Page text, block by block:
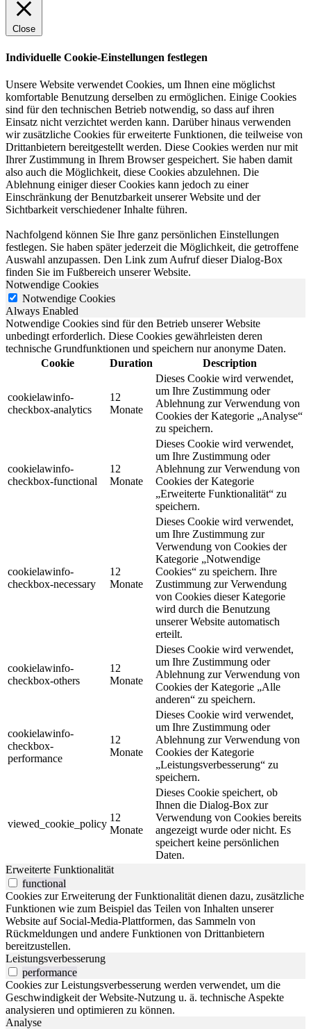
Close
Individuelle Cookie-Einstellungen festlegen
Unsere Website verwendet Cookies, um Ihnen eine möglichst
komfortable Benutzung derselben zu ermöglichen. Einige Cookies
sind für den technischen Betrieb notwendig, so dass auf ihren
Einsatz nicht verzichtet werden kann. Darüber hinaus verwenden
wir zusätzliche Cookies für erweiterte Funktionen, die teilweise von
Drittanbietern bereitgestellt werden. Diese Cookies werden nur mit
Ihrer Zustimmung in Ihrem Browser gespeichert. Sie haben damit
also auch die Möglichkeit, diese Cookies abzulehnen. Die
Ablehnung einiger dieser Cookies kann jedoch zu einer
Einschränkung der Benutzbarkeit unserer Website und der
Sichtbarkeit verschiedener Inhalte führen.
Nachfolgend können Sie Ihre ganz persönlichen Einstellungen
festlegen. Sie haben später jederzeit die Möglichkeit, die getroffene
Auswahl anzupassen. Den Link zum Aufruf dieser Dialog-Box
finden Sie im Fußbereich unserer Website.
Notwendige Cookies
Notwendige Cookies
Always Enabled
Notwendige Cookies sind für den Betrieb unserer Website
unbedingt erforderlich. Diese Cookies gewährleisten deren
technische Grundfunktionen und speichern nur anonyme Daten.
Cookie
Duration Description
cookielawinfo-
checkbox-analytics
12
Monate
Dieses Cookie wird verwendet,
um Ihre Zustimmung oder
Ablehnung zur Verwendung von
Cookies der Kategorie „Analyse“
zu speichern.
cookielawinfo-
checkbox-functional
12
Monate
Dieses Cookie wird verwendet,
um Ihre Zustimmung oder
Ablehnung zur Verwendung von
Cookies der Kategorie
„Erweiterte Funktionalität“ zu
speichern.
cookielawinfo-
checkbox-necessary
12
Monate
Dieses Cookie wird verwendet,
um Ihre Zustimmung zur
Verwendung von Cookies der
Kategorie „Notwendige
Cookies“ zu speichern. Ihre
Zustimmung zur Verwendung
von Cookies dieser Kategorie
wird durch die Benutzung
unserer Website automatisch
erteilt.
cookielawinfo-
checkbox-others
12
Monate
Dieses Cookie wird verwendet,
um Ihre Zustimmung oder
Ablehnung zur Verwendung von
Cookies der Kategorie „Alle
anderen“ zu speichern.
cookielawinfo-
checkbox-
performance
12
Monate
Dieses Cookie wird verwendet,
um Ihre Zustimmung oder
Ablehnung zur Verwendung von
Cookies der Kategorie
„Leistungsverbesserung“ zu
speichern.
viewed_cookie_policy
12
Monate
Dieses Cookie speichert, ob
Ihnen die Dialog-Box zur
Verwendung von Cookies bereits
angezeigt wurde oder nicht. Es
speichert keine persönlichen
Daten.
Erweiterte Funktionalität
functional
Cookies zur Erweiterung der Funktionalität dienen dazu, zusätzliche
Funktionen wie zum Beispiel das Teilen von Inhalten unserer
Website auf Social-Media-Plattformen, das Sammeln von
Rückmeldungen und andere Funktionen von Drittanbietern
bereitzustellen.
Leistungsverbesserung
performance
Cookies zur Leistungsverbesserung werden verwendet, um die
Geschwindigkeit der Website-Nutzung u. ä. technische Aspekte
analysieren und optimieren zu können.
Analyse